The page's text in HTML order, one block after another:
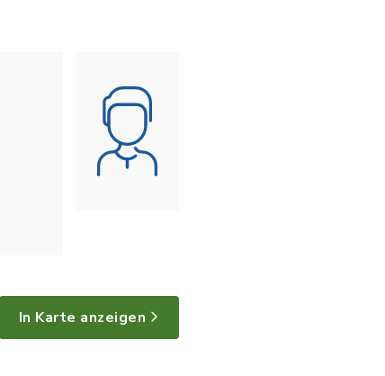
In Karte anzeigen